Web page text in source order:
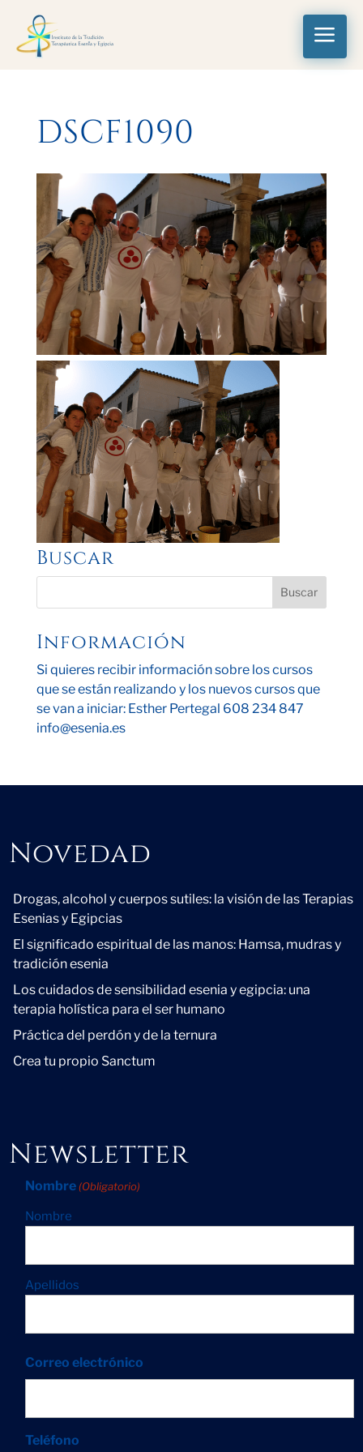
a
DSCF1090
Buscar
Información
Si quieres recibir información sobre los cursos
que se están realizando y los nuevos cursos que
se van a iniciar: Esther Pertegal 608 234 847
info@esenia.es
Novedad
Novedad
Drogas, alcohol y cuerpos sutiles: la visión de las Terapias
Esenias y Egipcias
El significado espiritual de las manos: Hamsa, mudras y
tradición esenia
Los cuidados de sensibilidad esenia y egipcia: una
terapia holística para el ser humano
Práctica del perdón y de la ternura
Crea tu propio Sanctum
Newsletter
Nombre (Obligatorio)
Nombre
Apellidos
Correo electrónico
Teléfono